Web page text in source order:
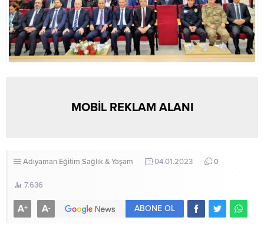
MOBİL REKLAM ALANI
Adıyaman Eğitim Sağlık & Yaşam 04.01.2023 0
7.636
A+ A- ABONE OL